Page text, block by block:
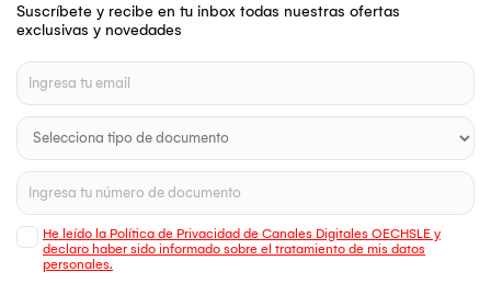
Suscríbete y recibe en tu inbox todas nuestras ofertas
exclusivas y novedades
He leído la Política de Privacidad de Canales Digitales OECHSLE y
declaro haber sido informado sobre el tratamiento de mis datos
personales.